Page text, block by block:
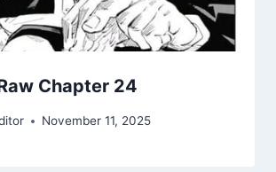
Chapter 24
November 11, 2025